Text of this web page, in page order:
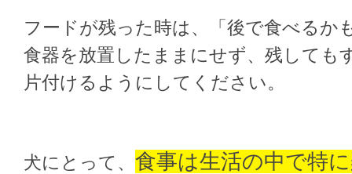
フードが残った時は、「後で食べるか
食器を放置したままにせず、残しても
片付けるようにしてください。
犬にとって、 食事は生活の中で特